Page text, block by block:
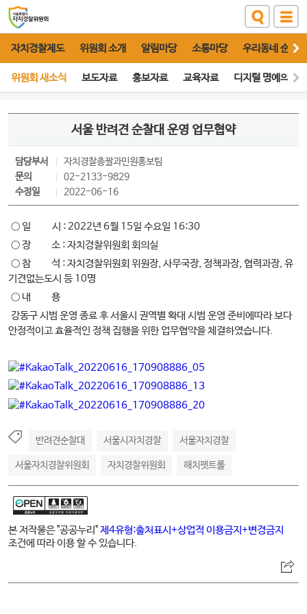
자치경찰제도 위원회 소개 알림마당 소통마당 우리동네 순찰대
위원회 새소식 보도자료 홍보자료 교육자료 디지털 명예의 전
서울 반려견 순찰대 운영 업무협약
담당부서 자치경찰총괄과민원홍보팀
문의
02-2133-9829
수정일
2022-06-16
○ 일 시 : 2022년 6월 15일 수요일 16:30
○ 장 소 : 자치경찰위원회 회의실
○ 참 석 : 자치경찰위원회 위원장, 사무국장, 정책과장, 협력과장, 유
기견없는도시 등 10명
○ 내 용
강동구 시범 운영 종료 후 서울시 권역별 확대 시범 운영 준비에따라 보다
안정적이고 효율적인 정책 집행을 위한 업무협약을 체결하였습니다.
반려견순찰대 서울시자치경찰 서울자치경찰
서울자치경찰위원회 자치경찰위원회 해치펫트롤
본 저작물은 "공공누리"제4유형:출처표시+상업적 이용금지+변경금지
조건에 따라 이용 할 수 있습니다.